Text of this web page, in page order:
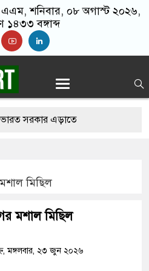
এএম, শনিবার, ০৮ অগাস্ট ২০২৬,
১৪৩৩ বঙ্গাব্দ
সরকার এড়াতে
মিলবে
আহ্বান
মিছিল
মশাল মিছিল
মঙ্গলবার, ২৩ জুন ২০২৬